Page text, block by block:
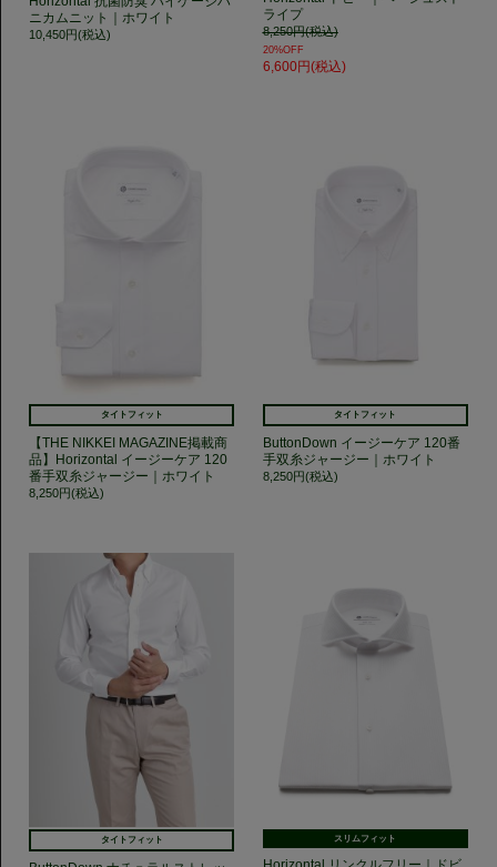
ニカムニット｜ホワイト
10,450円(税込)
ライプ
8,250円(税込)
20%OFF
6,600円(税込)
タイトフィット
【THE NIKKEI MAGAZINE掲載商
品】Horizontal イージーケア 120
番手双糸ジャージー｜ホワイト
8,250円(税込)
タイトフィット
ButtonDown イージーケア 120番
手双糸ジャージー｜ホワイト
8,250円(税込)
タイトフィット スリムフィット